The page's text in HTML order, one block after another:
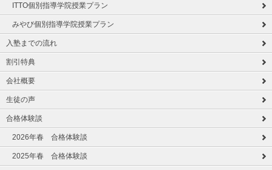
ITTO個別指導学院授業プラン
みやび個別指導学院授業プラン
入塾までの流れ
割引特典
会社概要
生徒の声
合格体験談
2026年春 合格体験談
2025年春 合格体験談